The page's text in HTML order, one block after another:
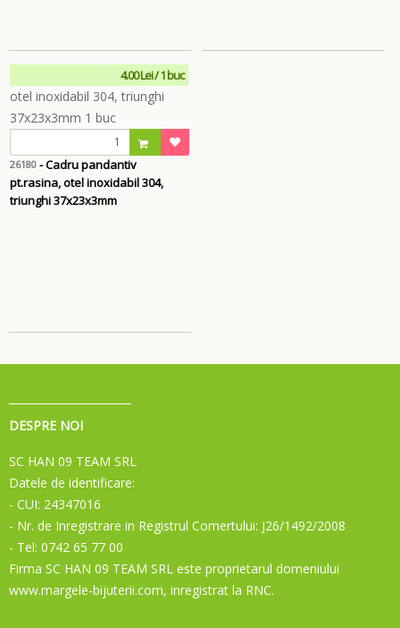
4.00 Lei / 1 buc
26180 - Cadru pandantiv
pt.rasina, otel inoxidabil 304,
triunghi 37x23x3mm
DESPRE NOI
SC HAN 09 TEAM SRL
Datele de identificare:
- CUI: 24347016
- Nr. de Inregistrare in Registrul Comertului: J26/1492/2008
- Tel: 0742 65 77 00
Firma SC HAN 09 TEAM SRL este proprietarul domeniului
www.margele-bijuterii.com, inregistrat la RNC.